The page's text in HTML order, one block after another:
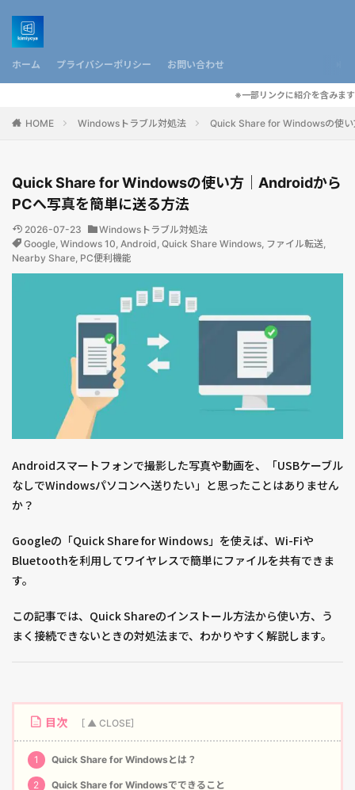
ホーム プライバシーポリシー お問い合わせ
※一部リンクに紹介を含みます
HOME Windowsトラブル対処法 Quick Share for Windowsの使
Quick Share for Windowsの使い方｜Androidから
PCへ写真を簡単に送る方法
2026-07-23
Windowsトラブル対処法
Google, Windows 10, Android, Quick Share Windows, ファイル転送,
Nearby Share, PC便利機能
Androidスマートフォンで撮影した写真や動画を、「USBケーブル
なしでWindowsパソコンへ送りたい」と思ったことはありません
か？
Googleの「Quick Share for Windows」を使えば、Wi-Fiや
Bluetoothを利用してワイヤレスで簡単にファイルを共有できま
す。
この記事では、Quick Shareのインストール方法から使い方、う
まく接続できないときの対処法まで、わかりやすく解説します。
目次
1 Quick Share for Windowsとは？
2 Quick Share for Windowsでできること